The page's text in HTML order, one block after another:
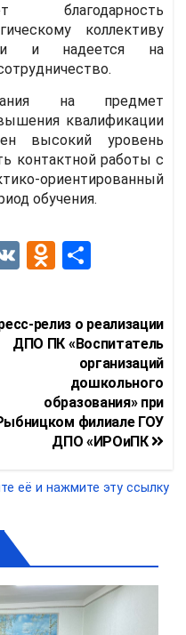
благодарность
коллективу
и надеется на
на предмет
квалификации
высокий уровень
контактной работы с
ориентированный
обучения.
V
O
n
o
a
ss
ni
ki
п
р
а
в
и
т
ь
релиз о реализации
ДПО ПК «Воспитатель
организаций
дошкольного
образования» при
филиале ГОУ
ДПО «ИРОиПК
её и нажмите эту ссылку